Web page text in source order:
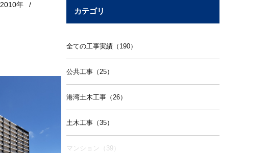
2010年
カテゴリ
全ての工事実績（190）
公共工事（25）
港湾土木工事（26）
土木工事（35）
マンション（39）